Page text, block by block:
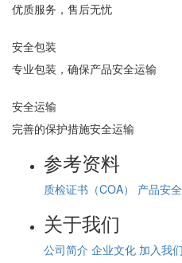
优质服务，售后无忧
安全包装
专业包装，确保产品安全运输
安全运输
完善的保护措施安全运输
参考资料
质检证书（COA） 产品安
关于我们
公司简介 企业文化 加入我们